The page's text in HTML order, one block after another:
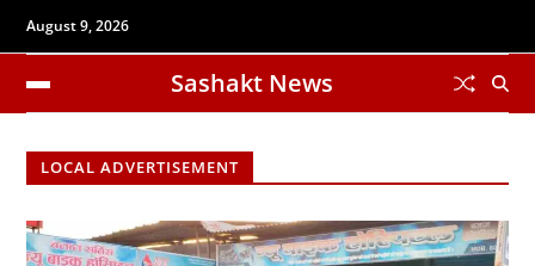
August 9, 2026
Sashakt News
LOCAL ADVERTISEMENT